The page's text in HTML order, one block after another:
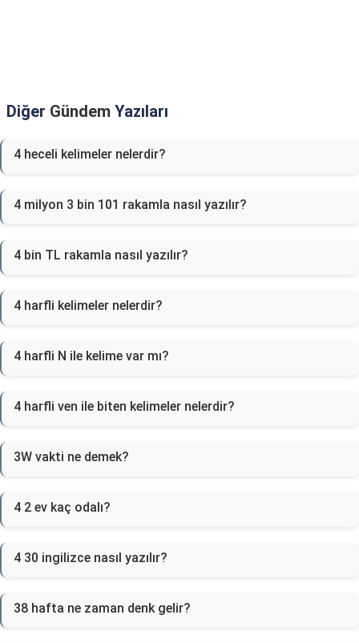
Diğer Gündem Yazıları
4 heceli kelimeler nelerdir?
4 milyon 3 bin 101 rakamla nasıl yazılır?
4 bin TL rakamla nasıl yazılır?
4 harfli kelimeler nelerdir?
4 harfli N ile kelime var mı?
4 harfli ven ile biten kelimeler nelerdir?
3W vakti ne demek?
4 2 ev kaç odalı?
4 30 ingilizce nasıl yazılır?
38 hafta ne zaman denk gelir?